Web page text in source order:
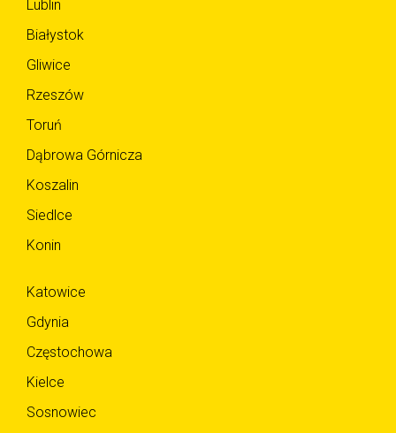
Lublin
Białystok
Gliwice
Rzeszów
Toruń
Dąbrowa Górnicza
Koszalin
Siedlce
Konin
Katowice
Gdynia
Częstochowa
Kielce
Sosnowiec